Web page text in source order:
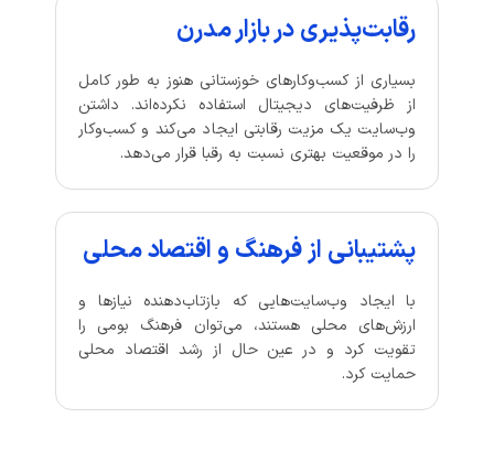
رقابت‌پذیری در بازار مدرن
بسیاری از کسب‌وکارهای خوزستانی هنوز به طور کامل
از ظرفیت‌های دیجیتال استفاده نکرده‌اند. داشتن
وب‌سایت یک مزیت رقابتی ایجاد می‌کند و کسب‌وکار
را در موقعیت بهتری نسبت به رقبا قرار می‌دهد.
پشتیبانی از فرهنگ و اقتصاد محلی
با ایجاد وب‌سایت‌هایی که بازتاب‌دهنده نیازها و
ارزش‌های محلی هستند، می‌توان فرهنگ بومی را
تقویت کرد و در عین حال از رشد اقتصاد محلی
حمایت کرد.